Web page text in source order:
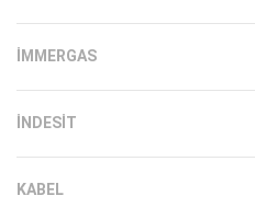
İMMERGAS
INDESIT
KABEL